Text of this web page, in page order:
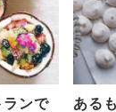
ランで
ある